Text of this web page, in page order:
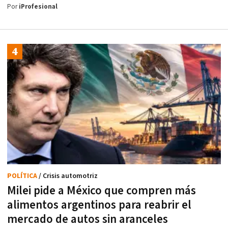
PoriProfesional
Milei pide a México que compren más
alimentos argentinos para reabrir el
mercado de autos sin aranceles
POLÍTICA/ Crisis automotriz